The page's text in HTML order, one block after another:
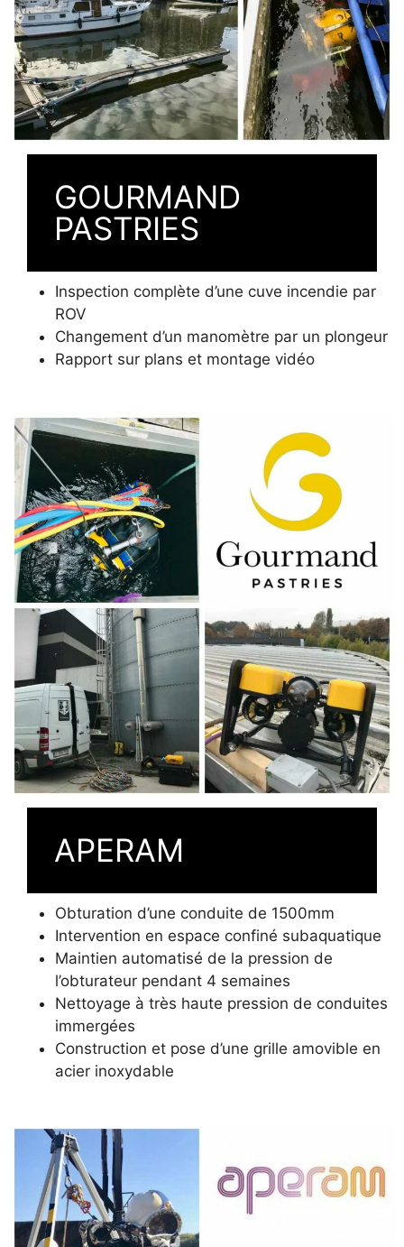
GOURMAND
PASTRIES
Inspection complète d’une cuve incendie par
ROV
Changement d’un manomètre par un plongeur
Rapport sur plans et montage vidéo
APERAM
Obturation d’une conduite de 1500mm
Intervention en espace confiné subaquatique
Maintien automatisé de la pression de
l’obturateur pendant 4 semaines
Nettoyage à très haute pression de conduites
immergées
Construction et pose d’une grille amovible en
acier inoxydable